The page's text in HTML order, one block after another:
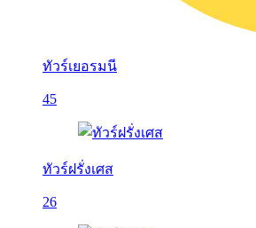
ทัวร์เยอรมนี
45
ทัวร์ฝรั่งเศส
26